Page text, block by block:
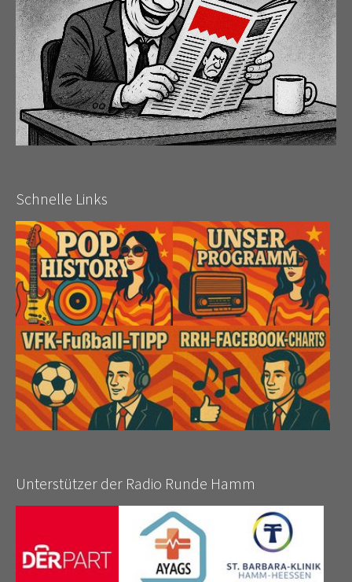
Schnelle Links
Unterstützer der Radio Runde Hamm